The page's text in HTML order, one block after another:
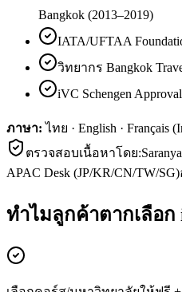
Bangkok (2013–2019)
IATA/UFTAA
วิทยากร Bangkok
iVC Schengen
ภาษา: ไทย · English · Français
ตรวจสอบเนื้อหาโดย:
APAC Desk (JP/KR/CN/TW/SG)
ทำไมลูกค้าตากเลือก